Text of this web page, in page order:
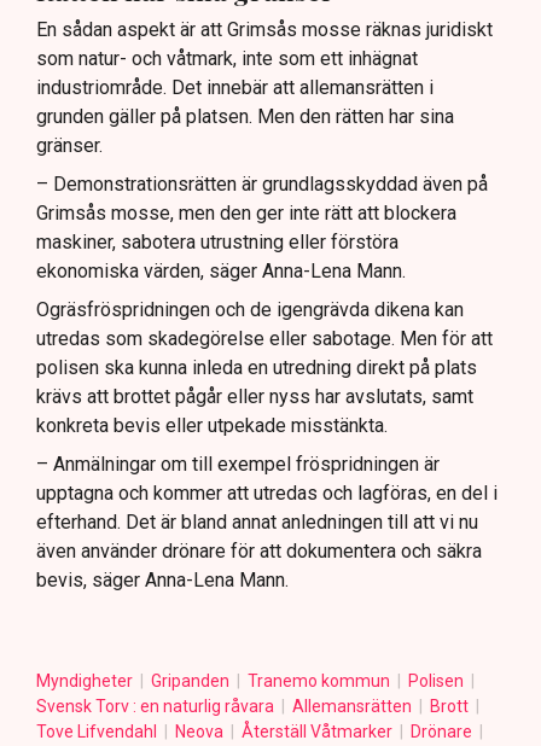
En sådan aspekt är att Grimsås mosse räknas juridiskt
som natur- och våtmark, inte som ett inhägnat
industriområde. Det innebär att allemansrätten i
grunden gäller på platsen. Men den rätten har sina
gränser.
– Demonstrationsrätten är grundlagsskyddad även på
Grimsås mosse, men den ger inte rätt att blockera
maskiner, sabotera utrustning eller förstöra
ekonomiska värden, säger Anna-Lena Mann.
Ogräsfröspridningen och de igengrävda dikena kan
utredas som skadegörelse eller sabotage. Men för att
polisen ska kunna inleda en utredning direkt på plats
krävs att brottet pågår eller nyss har avslutats, samt
konkreta bevis eller utpekade misstänkta.
– Anmälningar om till exempel fröspridningen är
upptagna och kommer att utredas och lagföras, en del i
efterhand. Det är bland annat anledningen till att vi nu
även använder drönare för att dokumentera och säkra
bevis, säger Anna-Lena Mann.
Myndigheter Gripanden Tranemo kommun
Polisen
Svensk Torv : en naturlig råvara
Allemansrätten
Brott
Tove Lifvendahl
Neova Återställ Våtmarker
Drönare